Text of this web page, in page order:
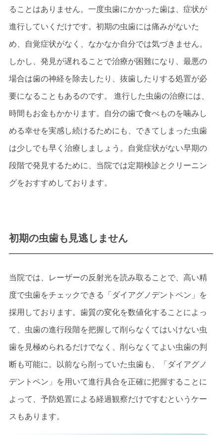
ることはありません。一度虫歯にかかった歯は、症状が
進行していくだけです。初期の虫歯には痛みがないた
め、自覚症状がなく、なかなか自分では気づきません。
しかし、発見が遅れることで治療が困難になり、最悪の
場合は歯の神経を除去したり、抜歯したりする処置が必
要になることもあるのです。 進行した虫歯の治療には、
時間もお金もかかります。自分の歯で食べものを噛みし
める幸せを実感し続けるためにも、できてしまった虫歯
は少しでも早く治療しましょう。自覚症状がない早期の
段階で発見するために、当院では定期検診とクリーニン
グをおすすめしております。
初期の虫歯も見逃しません
当院では、レーザーの反射光を読み取ることで、高い精
度で虫歯をチェックできる「ダイアグノデントペン」を
採用しております。歯質の変化を数値化することによっ
て、虫歯の進行段階を把握して削らなくてはいけない虫
歯を見極められるだけでなく、削らなくてよい虫歯の判
断も可能に。以前なら削っていた虫歯も、「ダイアグノ
デントペン」を用いて進行具合を正確に把握することに
よって、予防処置による経過観察だけですむというケー
スもあります。